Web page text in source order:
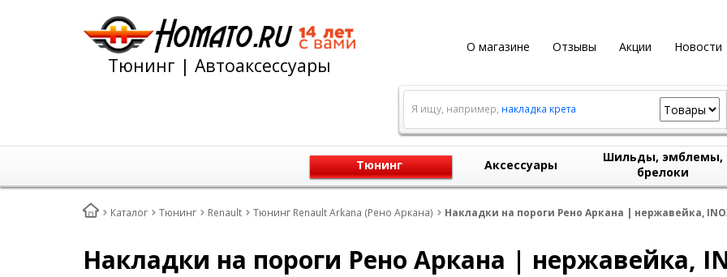
О магазине Отзывы Акции Новости
Тюнинг | Автоаксессуары
Я ищу, например, накладка крета
Тюнинг Аксессуары
Шильды, эмблемы,
брелоки
Каталог Тюнинг Renault Тюнинг Renault Arkana (Рено Аркана) Накладки на пороги Рено Аркана | нержавейка,
Накладки на пороги Рено Аркана | нержавейка,